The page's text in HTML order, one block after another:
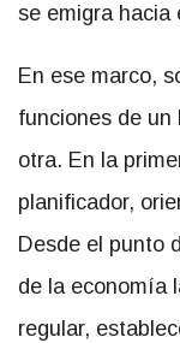
se emigra hacia
En ese marco,
funciones de un
otra. En la
planificador,
Desde el punto
de la economía
regular,